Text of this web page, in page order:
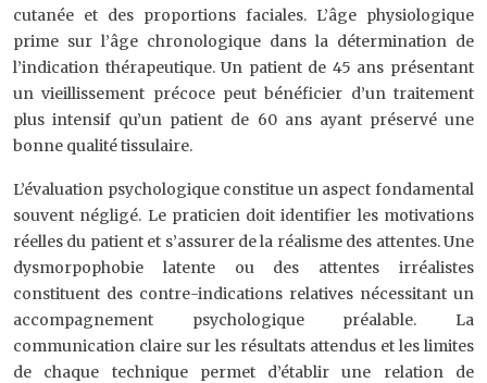
cutanée et des proportions faciales. L’âge physiologique
prime sur l’âge chronologique dans la détermination de
l’indication thérapeutique. Un patient de 45 ans présentant
un vieillissement précoce peut bénéficier d’un traitement
plus intensif qu’un patient de 60 ans ayant préservé une
bonne qualité tissulaire.
L’évaluation psychologique constitue un aspect fondamental
souvent négligé. Le praticien doit identifier les motivations
réelles du patient et s’assurer de la réalisme des attentes. Une
dysmorpophobie latente ou des attentes irréalistes
constituent des contre-indications relatives nécessitant un
accompagnement psychologique préalable. La
communication claire sur les résultats attendus et les limites
de chaque technique permet d’établir une relation de